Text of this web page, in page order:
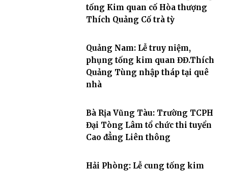
tống Kim quan cố Hòa thượng
Thích Quảng Cố trà tỳ
Quảng Nam: Lễ truy niệm,
phụng tống kim quan ĐĐ.Thích
Quảng Tùng nhập tháp tại quê
nhà
Bà Rịa Vũng Tàu: Trường TCPH
Đại Tòng Lâm tổ chức thi tuyển
Cao đẳng Liên thông
Hải Phòng: Lễ cung tống kim